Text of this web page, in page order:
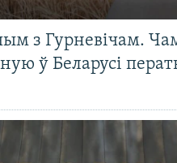
з Гурневічам.
ў Беларусі